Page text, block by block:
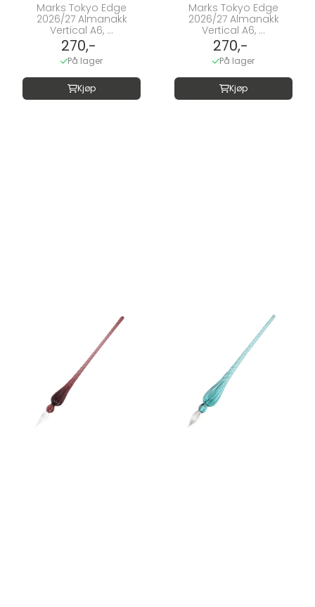
Marks Tokyo Edge
2026/27 Almanakk
Vertical A6, ...
270,-
På lager
Kjøp
Marks Tokyo Edge
2026/27 Almanakk
Vertical A6, ...
270,-
På lager
Kjøp